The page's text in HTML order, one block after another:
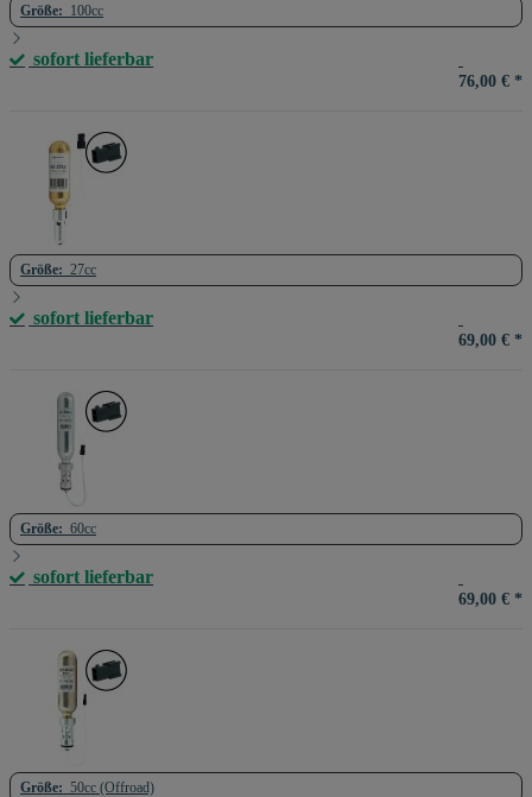
Größe: 100cc
sofort lieferbar
76,00 € *
Größe: 27cc
sofort lieferbar
69,00 € *
Größe: 60cc
sofort lieferbar
69,00 € *
Größe: 50cc (Offroad)